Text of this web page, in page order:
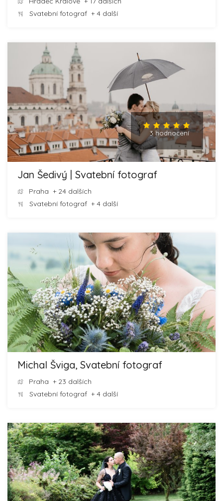
Svatební fotograf + 4 další
3 hodnocení
Jan Šedivý | Svatební fotograf
Praha + 24 dalších
Svatební fotograf + 4 další
Michal Šviga, Svatební fotograf
Praha + 23 dalších
Svatební fotograf + 4 další